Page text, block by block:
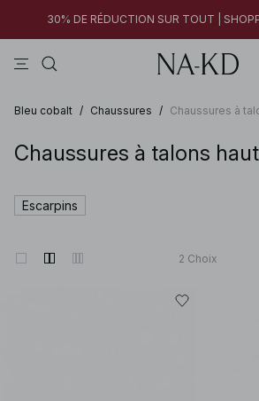
30% DE RÉDUCTION SUR TOUT |
06h 55m 21s
FINAL SALE | SHOPPEZ
30% DE RÉDUCTION SUR TOUT |
Bleu cobalt / Chaussures / Chaussures à
Chaussures à talons
Escarpins
2 Choix